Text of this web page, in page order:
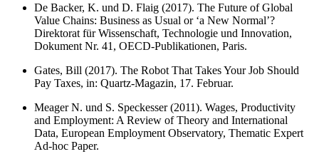
De Backer, K. und D. Flaig (2017). The Future of Global
Value Chains: Business as Usual or ‘a New Normal’?
Direktorat für Wissenschaft, Technologie und Innovation,
Dokument Nr. 41, OECD-Publikationen, Paris.
Gates, Bill (2017). The Robot That Takes Your Job Should
Pay Taxes, in: Quartz-Magazin, 17. Februar.
Meager N. und S. Speckesser (2011). Wages, Productivity
and Employment: A Review of Theory and International
Data, European Employment Observatory, Thematic Expert
Ad-hoc Paper.